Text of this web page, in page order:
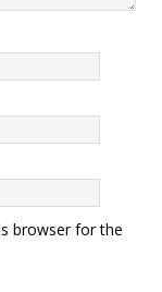
browser for the